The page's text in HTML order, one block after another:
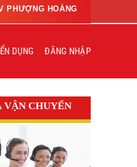
PHƯỢNG HOÀNG
DỤNG ĐĂNG NHẬP
VẬN CHUYỂN